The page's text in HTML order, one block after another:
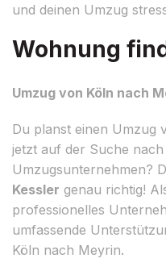
und deinen Umzug
Wohnung
Umzug von Köln nach
Du planst einen Umzug
jetzt auf der Suche
Umzugsunternehmen?
Kessler genau richtig!
professionelles
umfassende
Köln nach Meyrin.